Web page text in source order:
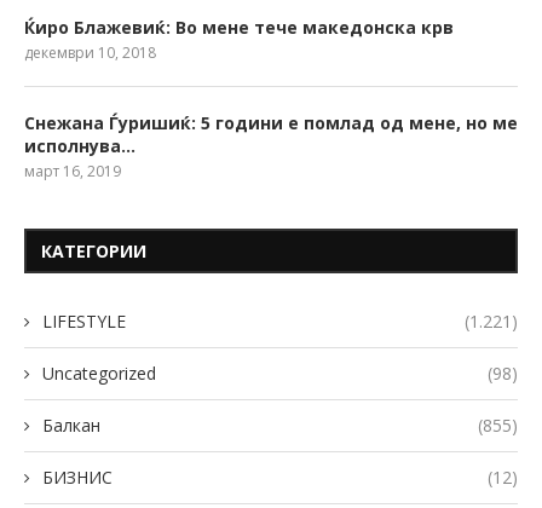
Ќиро Блажевиќ: Во мене тече македонска крв
декември 10, 2018
Снежана Ѓуришиќ: 5 години е помлад од мене, но ме
исполнува…
март 16, 2019
КАТЕГОРИИ
LIFESTYLE (1.221)
Uncategorized (98)
Балкан (855)
БИЗНИС (12)